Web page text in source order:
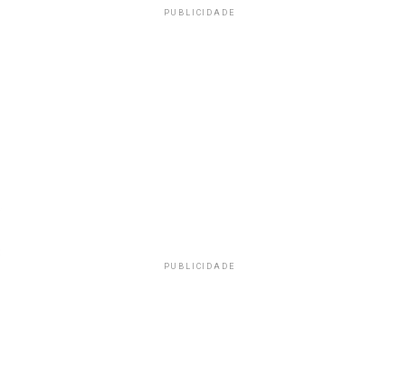
PUBLICIDADE
PUBLICIDADE